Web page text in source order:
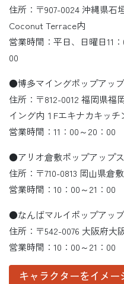
住所：〒907-0024 沖縄県
Coconut Terrace内
営業時間：平日、日曜日11
00
●博多マイングポップアップ
住所：〒812-0012 福岡県
イング内１Fエキナカキッチ
営業時間：11：00～20：00
●アリオ倉敷ポップアップス
住所：〒710-0813 岡山県倉
営業時間：10：00～21：00
●なんばマルイポップアップ
住所：〒542-0076 大阪府大
営業時間：10：00～21：00
キャラクターをイメー